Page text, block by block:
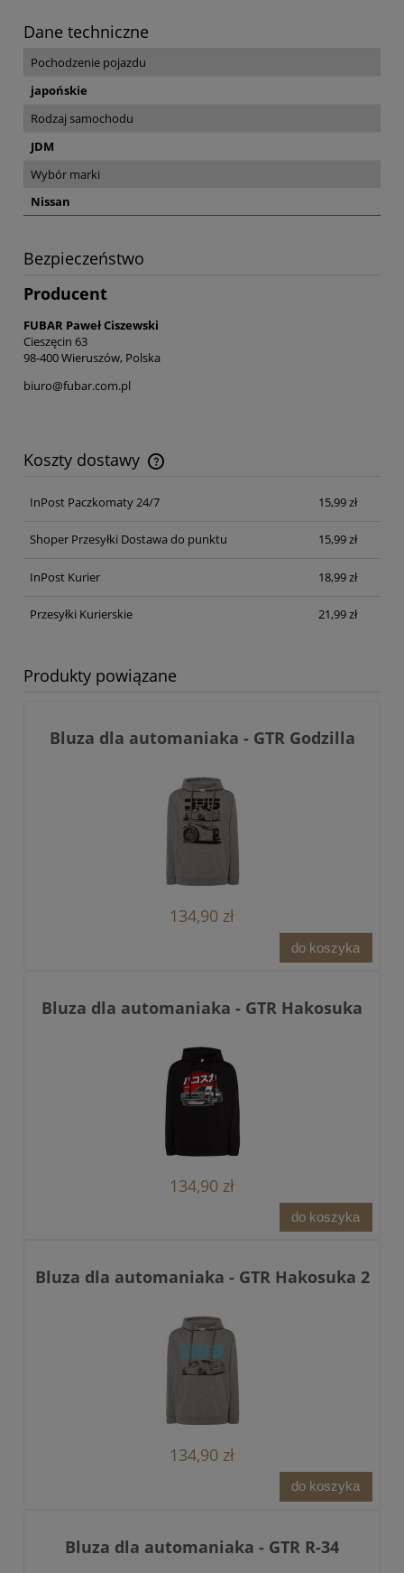
Dane techniczne
Pochodzenie pojazdu
japońskie
Rodzaj samochodu
JDM
Wybór marki
Nissan
Bezpieczeństwo
Producent
FUBAR Paweł Ciszewski
Cieszęcin 63
98-400 Wieruszów, Polska
biuro@fubar.com.pl
Koszty dostawy
Cena nie zawiera ewentualnych kosztów płatności
InPost Paczkomaty 24/7
15,99 zł
Shoper Przesyłki Dostawa do punktu 15,99 zł
InPost Kurier 18,99 zł
Przesyłki Kurierskie 21,99 zł
Produkty powiązane
Bluza dla automaniaka - GTR Godzilla
134,90 zł
do koszyka
Bluza dla automaniaka - GTR Hakosuka
134,90 zł
do koszyka
Bluza dla automaniaka - GTR Hakosuka 2
134,90 zł
do koszyka
Bluza dla automaniaka - GTR R-34